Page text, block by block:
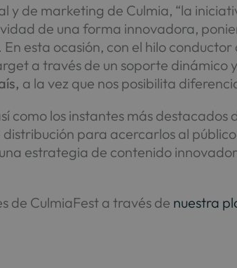
de marketing de Culmia, “la
de una forma innovadora,
esta ocasión, con el hilo
a través de un soporte dinámico
a la vez que nos posibilita
como los instantes más
para acercarlos al
estrategia de contenido
de CulmiaFest a través de nuestra